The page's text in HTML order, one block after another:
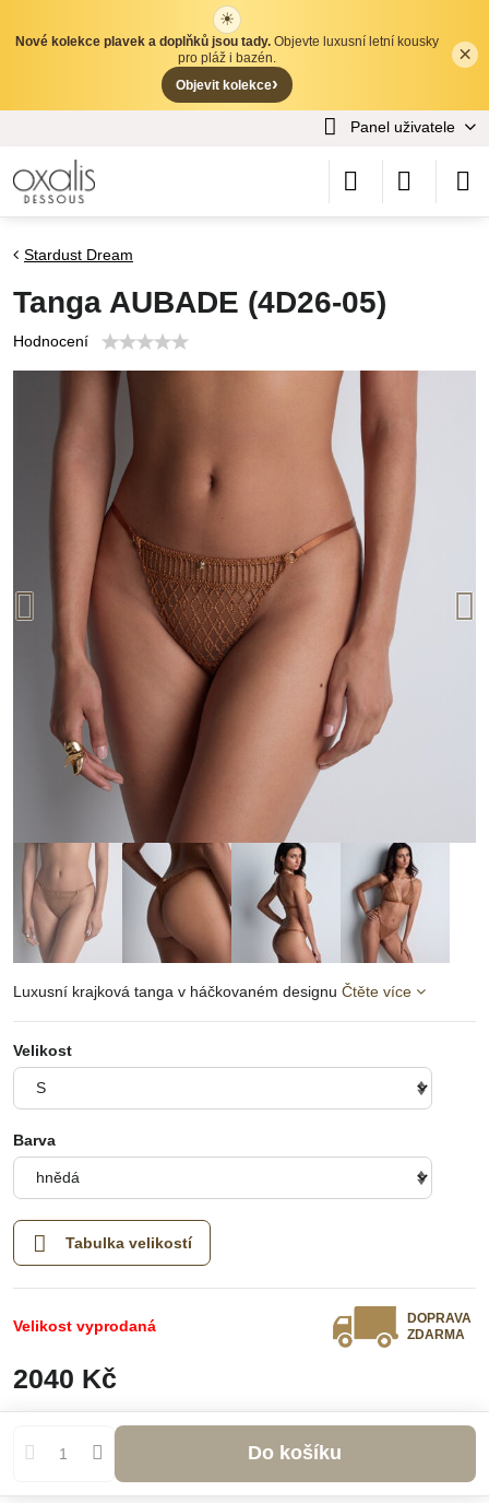
✕
×
☀
Nové kolekce plavek a doplňků jsou tady. Objevte luxusní letní kousky
pro pláž i bazén.
Objevit kolekce›
Panel uživatele
Stardust Dream
Tanga AUBADE (4D26-05)
Hodnocení
Luxusní krajková tanga v háčkovaném designu Čtěte více
Velikost
Barva
Tabulka velikostí
Velikost vyprodaná
DOPRAVA
ZDARMA
2040 Kč
Do košíku